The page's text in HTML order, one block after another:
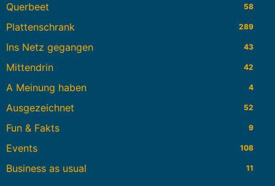
Querbeet 58
Plattenschrank 289
Ins Netz gegangen 43
Mittendrin 42
A Meinung haben 4
Ausgezeichnet 52
Fun & Fakts 9
Events 108
Business as usual 11